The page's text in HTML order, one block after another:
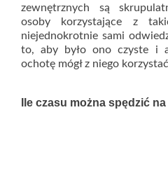
zewnętrznych są
osoby korzystające z
niejednokrotnie sami
to, aby było ono czyste i
ochotę mógł z niego
Ile czasu można spędzić